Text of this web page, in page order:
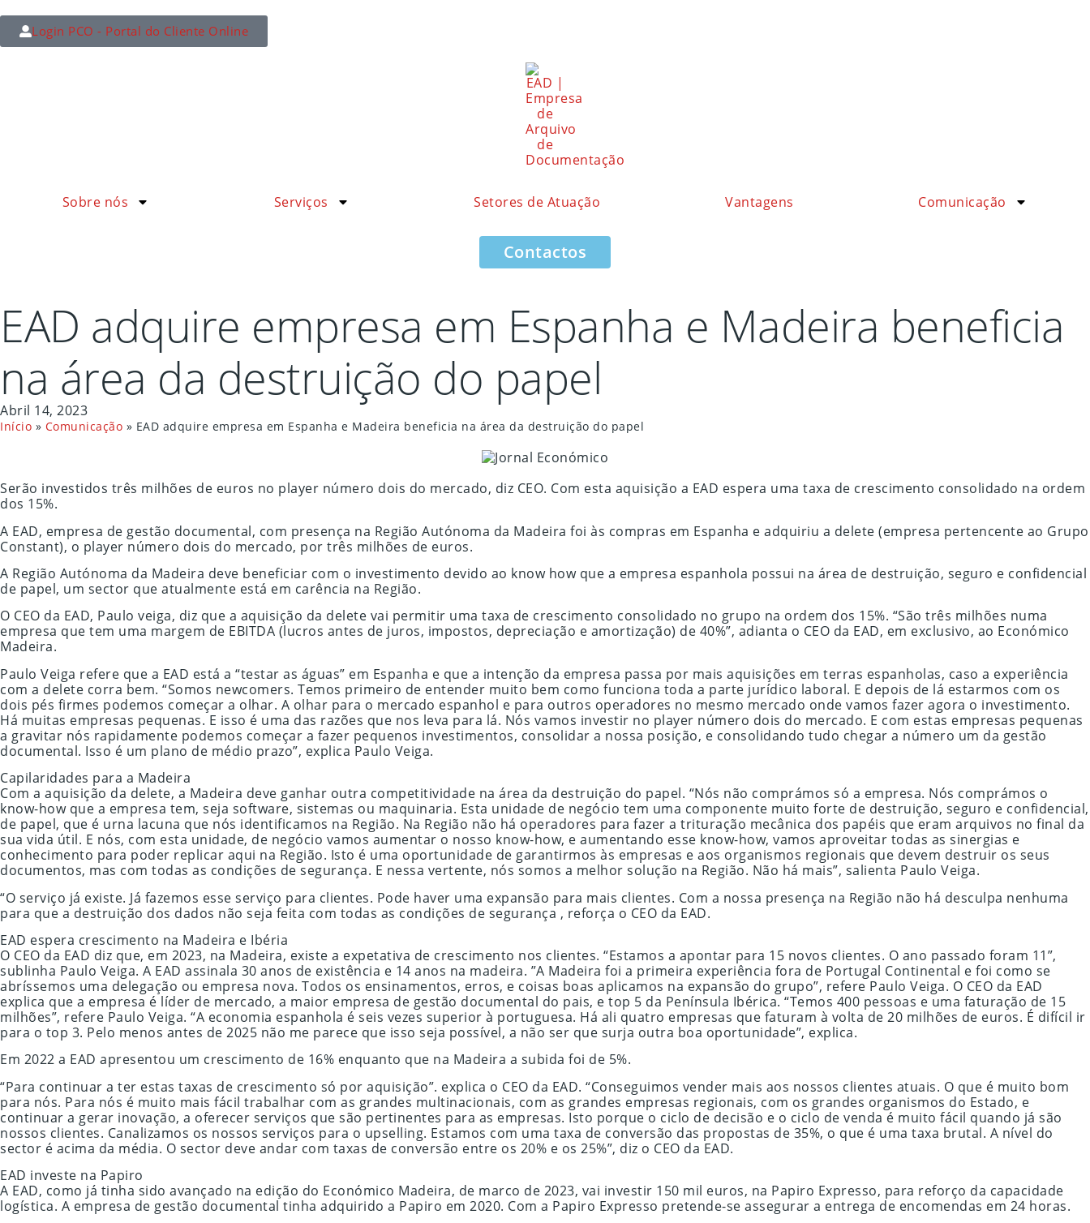
Login PCO - Portal do Cliente Online
Sobre nós Serviços Setores de Atuação Vantagens Comunicação
Contactos
EAD adquire empresa em Espanha e Madeira beneficia
na área da destruição do papel
Abril 14, 2023
Início » Comunicação » EAD adquire empresa em Espanha e Madeira beneficia na área da destruição do papel
Serão investidos três milhões de euros no player número dois do mercado, diz CEO. Com esta aquisição a EAD espera uma taxa de crescimento consolidado na ordem
dos 15%.
A EAD, empresa de gestão documental, com presença na Região Autónoma da Madeira foi às compras em Espanha e adquiriu a delete (empresa pertencente ao Grupo
Constant), o player número dois do mercado, por três milhões de euros.
A Região Autónoma da Madeira deve beneficiar com o investimento devido ao know how que a empresa espanhola possui na área de destruição, seguro e confidencial
de papel, um sector que atualmente está em carência na Região.
O CEO da EAD, Paulo veiga, diz que a aquisição da delete vai permitir uma taxa de crescimento consolidado no grupo na ordem dos 15%. “São três milhões numa
empresa que tem uma margem de EBITDA (lucros antes de juros, impostos, depreciação e amortização) de 40%”, adianta o CEO da EAD, em exclusivo, ao Económico
Madeira.
Paulo Veiga refere que a EAD está a “testar as águas” em Espanha e que a intenção da empresa passa por mais aquisições em terras espanholas, caso a experiência
com a delete corra bem. “Somos newcomers. Temos primeiro de entender muito bem como funciona toda a parte jurídico laboral. E depois de lá estarmos com os
dois pés firmes podemos começar a olhar. A olhar para o mercado espanhol e para outros operadores no mesmo mercado onde vamos fazer agora o investimento.
Há muitas empresas pequenas. E isso é uma das razões que nos leva para lá. Nós vamos investir no player número dois do mercado. E com estas empresas pequenas
a gravitar nós rapidamente podemos começar a fazer pequenos investimentos, consolidar a nossa posição, e consolidando tudo chegar a número um da gestão
documental. Isso é um plano de médio prazo”, explica Paulo Veiga.
Capilaridades para a Madeira
Com a aquisição da delete, a Madeira deve ganhar outra competitividade na área da destruição do papel. “Nós não comprámos só a empresa. Nós comprámos o
know-how que a empresa tem, seja software, sistemas ou maquinaria. Esta unidade de negócio tem uma componente muito forte de destruição, seguro e confidencial,
de papel, que é urna lacuna que nós identificamos na Região. Na Região não há operadores para fazer a trituração mecânica dos papéis que eram arquivos no final da
sua vida útil. E nós, com esta unidade, de negócio vamos aumentar o nosso know-how, e aumentando esse know-how, vamos aproveitar todas as sinergias e
conhecimento para poder replicar aqui na Região. Isto é uma oportunidade de garantirmos às empresas e aos organismos regionais que devem destruir os seus
documentos, mas com todas as condições de segurança. E nessa vertente, nós somos a melhor solução na Região. Não há mais”, salienta Paulo Veiga.
“O serviço já existe. Já fazemos esse serviço para clientes. Pode haver uma expansão para mais clientes. Com a nossa presença na Região não há desculpa nenhuma
para que a destruição dos dados não seja feita com todas as condições de segurança , reforça o CEO da EAD.
EAD espera crescimento na Madeira e Ibéria
O CEO da EAD diz que, em 2023, na Madeira, existe a expetativa de crescimento nos clientes. “Estamos a apontar para 15 novos clientes. O ano passado foram 11”,
sublinha Paulo Veiga. A EAD assinala 30 anos de existência e 14 anos na madeira. ”A Madeira foi a primeira experiência fora de Portugal Continental e foi como se
abríssemos uma delegação ou empresa nova. Todos os ensinamentos, erros, e coisas boas aplicamos na expansão do grupo”, refere Paulo Veiga. O CEO da EAD
explica que a empresa é líder de mercado, a maior empresa de gestão documental do pais, e top 5 da Península Ibérica. “Temos 400 pessoas e uma faturação de 15
milhões”, refere Paulo Veiga. “A economia espanhola é seis vezes superior à portuguesa. Há ali quatro empresas que faturam à volta de 20 milhões de euros. É difícil ir
para o top 3. Pelo menos antes de 2025 não me parece que isso seja possível, a não ser que surja outra boa oportunidade”, explica.
Em 2022 a EAD apresentou um crescimento de 16% enquanto que na Madeira a subida foi de 5%.
“Para continuar a ter estas taxas de crescimento só por aquisição”. explica o CEO da EAD. “Conseguimos vender mais aos nossos clientes atuais. O que é muito bom
para nós. Para nós é muito mais fácil trabalhar com as grandes multinacionais, com as grandes empresas regionais, com os grandes organismos do Estado, e
continuar a gerar inovação, a oferecer serviços que são pertinentes para as empresas. Isto porque o ciclo de decisão e o ciclo de venda é muito fácil quando já são
nossos clientes. Canalizamos os nossos serviços para o upselling. Estamos com uma taxa de conversão das propostas de 35%, o que é uma taxa brutal. A nível do
sector é acima da média. O sector deve andar com taxas de conversão entre os 20% e os 25%”, diz o CEO da EAD.
EAD investe na Papiro
A EAD, como já tinha sido avançado na edição do Económico Madeira, de marco de 2023, vai investir 150 mil euros, na Papiro Expresso, para reforço da capacidade
logística. A empresa de gestão documental tinha adquirido a Papiro em 2020. Com a Papiro Expresso pretende-se assegurar a entrega de encomendas em 24 horas.